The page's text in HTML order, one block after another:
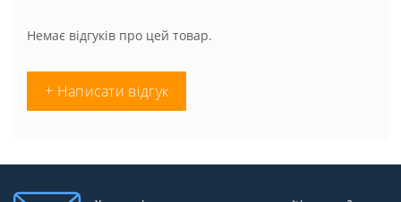
Немає відгуків про цей товар.
+ Написати відгук